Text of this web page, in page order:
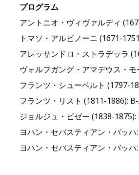
プログラム
アントニオ・ヴィヴァルディ
トマソ・アルビノーニ (1671-
アレッサンドロ・ストラデッラ
ヴォルフガング・アマデウス・
フランツ・シューベルト (1797-
フランツ・リスト (1811-1886):
ジョルジュ・ビゼー (1838-1875):
ヨハン・セバスティアン・バッ
ヨハン・セバスティアン・バッ